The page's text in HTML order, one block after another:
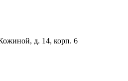
д. 14, корп. 6